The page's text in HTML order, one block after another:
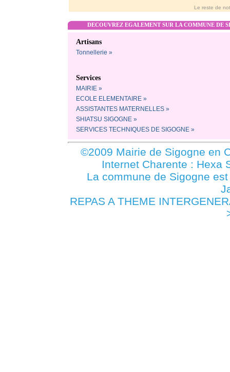
Le reste de
DECOUVREZ EGALEMENT SUR LA COMMUNE DE
Artisans
Tonnellerie »
Services
MAIRIE »
ECOLE ELEMENTAIRE »
ASSISTANTES MATERNELLES »
SHIATSU SIGOGNE »
SERVICES TECHNIQUES DE SIGOGNE »
©2009 Mairie de Sigogne en
Internet Charente : Hexa
La commune de Sigogne
REPAS A THEME